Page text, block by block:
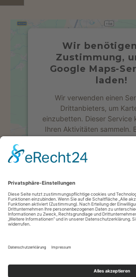
Wir
Zustimmung,
Google Maps-
laden!
Wir verwenden einen
Drittanbieters, um
einzubetten. Dieser Service
Ihren Aktivitäten sammeln.
Nutzung des Service zu,
Mehr
Akzeptieren